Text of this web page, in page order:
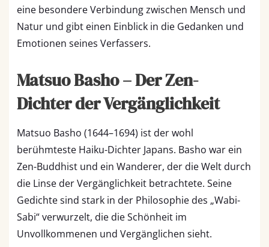
eine besondere Verbindung zwischen Mensch und
Natur und gibt einen Einblick in die Gedanken und
Emotionen seines Verfassers.
Matsuo Basho – Der Zen-
Dichter der Vergänglichkeit
Matsuo Basho (1644–1694) ist der wohl
berühmteste Haiku-Dichter Japans. Basho war ein
Zen-Buddhist und ein Wanderer, der die Welt durch
die Linse der Vergänglichkeit betrachtete. Seine
Gedichte sind stark in der Philosophie des „Wabi-
Sabi“ verwurzelt, die die Schönheit im
Unvollkommenen und Vergänglichen sieht.